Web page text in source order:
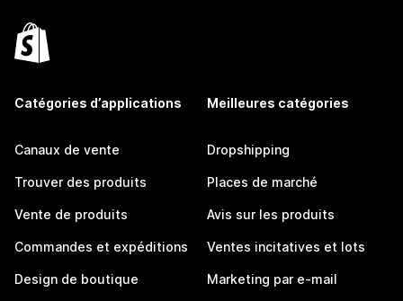
Catégories d’applications
Canaux de vente
Trouver des produits
Vente de produits
Commandes et expéditions
Design de boutique
Meilleures catégories
Dropshipping
Places de marché
Avis sur les produits
Ventes incitatives et lots
Marketing par e-mail